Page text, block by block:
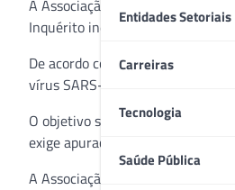
Entidades Setoriais
Carreiras
Tecnologia
Saúde Pública
A Associação Paulista de
Inquérito indicando suposto
De acordo com os depoimentos
vírus SARS-CoV-2 e, inclusive,
O objetivo seria a contraposição
exige apuração imediata,
A Associação Paulista de